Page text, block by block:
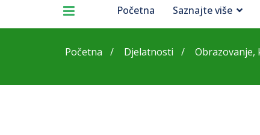
Početna Saznajte više
Početna Djelatnosti Obrazovanje,